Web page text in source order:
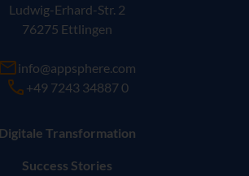
Ludwig-Erhard-Str. 2
76275 Ettlingen
info@appsphere.com
+49 7243 34887 0
Digitale Transformation
Success Stories